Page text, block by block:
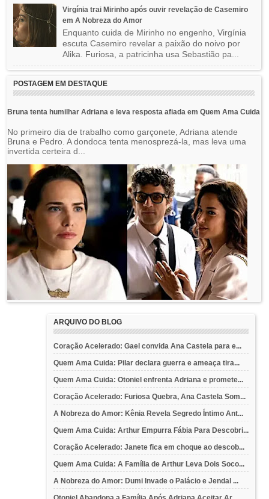
Virgínia trai Mirinho após ouvir revelação de Casemiro
em A Nobreza do Amor
Enquanto cuida de Mirinho no engenho, Virgínia
escuta Casemiro revelar a paixão do noivo por
Alika. Furiosa, a patricinha usa Sebastião pa...
POSTAGEM EM DESTAQUE
Bruna tenta humilhar Adriana e leva resposta afiada em Quem Ama Cuida
No primeiro dia de trabalho como garçonete, Adriana atende
Bruna e Pedro. A dondoca tenta menosprezá-la, mas leva uma
invertida certeira d...
ARQUIVO DO BLOG
Coração Acelerado: Gael convida Ana Castela para e...
Quem Ama Cuida: Pilar declara guerra e ameaça tira...
Quem Ama Cuida: Otoniel enfrenta Adriana e promete...
Coração Acelerado: Furiosa Quebra, Ana Castela Som...
A Nobreza do Amor: Kênia Revela Segredo Íntimo Ant...
Quem Ama Cuida: Arthur Empurra Fábia Para Descobri...
Coração Acelerado: Janete fica em choque ao descob...
Quem Ama Cuida: A Família de Arthur Leva Dois Soco...
A Nobreza do Amor: Dumi Invade o Palácio e Jendal ...